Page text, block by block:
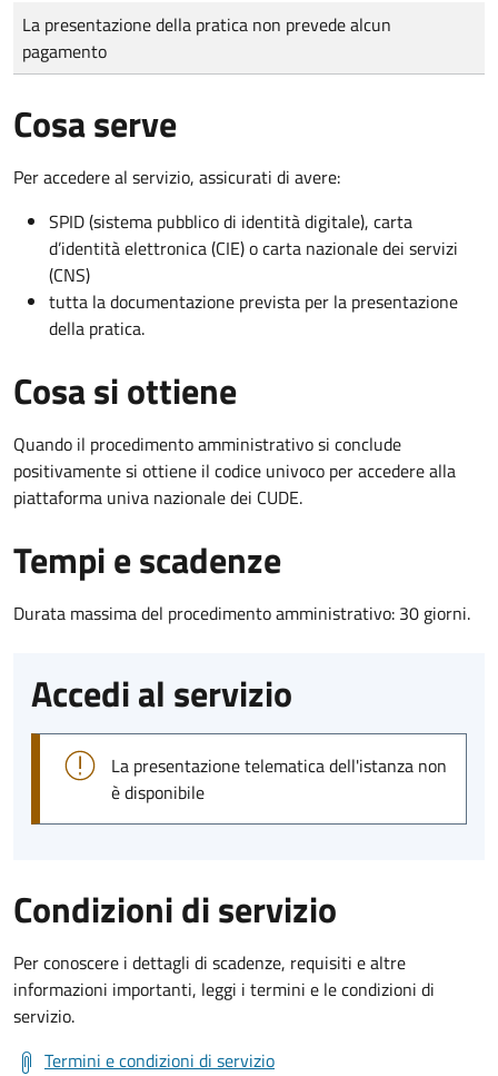
Tipo di pagamento
Importo
La presentazione della pratica non prevede alcun
pagamento
Cosa serve
Per accedere al servizio, assicurati di avere:
SPID (sistema pubblico di identità digitale), carta
d’identità elettronica (CIE) o carta nazionale dei servizi
(CNS)
tutta la documentazione prevista per la presentazione
della pratica.
Cosa si ottiene
Quando il procedimento amministrativo si conclude
positivamente si ottiene il codice univoco per accedere alla
piattaforma univa nazionale dei CUDE.
Tempi e scadenze
Durata massima del procedimento amministrativo: 30 giorni.
Accedi al servizio
La presentazione telematica dell'istanza non
è disponibile
Condizioni di servizio
Per conoscere i dettagli di scadenze, requisiti e altre
informazioni importanti, leggi i termini e le condizioni di
servizio.
Termini e condizioni di servizio